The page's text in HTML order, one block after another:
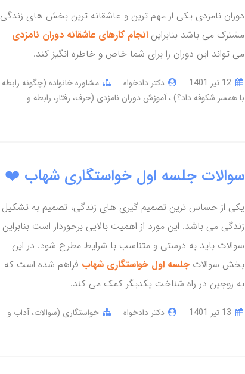
دوران نامزدی یکی از مهم ترین و عاشقانه ترین بخش های زندگی
مشترک می باشد بنابراین انجام کارهای عاشقانه دوران نامزدی
می تواند این دوران را برای شما خاص و خاطره انگیز کند.
دکتر دادخواه
مشاوره خانواده (چگونه رابطه
با همسر شکوفه داد؟) آموزش دوران نامزدی (حرف، رفتار، رابطه و
سوالات جلسه اول خواستگاری شهاب ❤️
یکی از حساس ترین تصمیم گیری های زندگی، تصمیم به تشکیل
زندگی می باشد. این مورد از اهمیت بالایی برخوردار است بنابراین
سوالات باید به درستی و متناسب با شرایط مطرح شود. در این
بخش سوالات جلسه اول خواستگاری شهاب فراهم شده است که
به زوجین در راه شناخت یکدیگر کمک می کند.
دکتر دادخواه
خواستگاری (سوالات، آداب و